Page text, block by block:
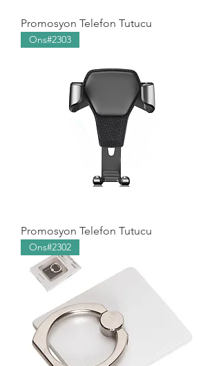
Promosyon Telefon Tutucu
Ons#2303
Promosyon Telefon Tutucu
Ons#2302